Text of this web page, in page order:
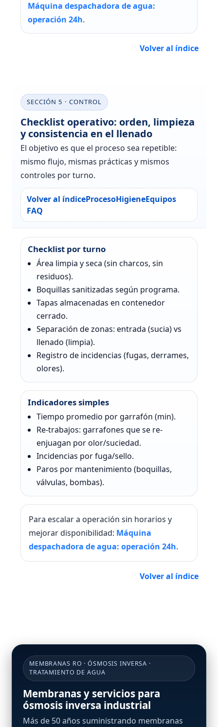
Máquina despachadora de agua:
operación 24h.
Volver al índice
SECCIÓN 5 · CONTROL
Checklist operativo: orden, limpieza
y consistencia en el llenado
El objetivo es que el proceso sea repetible:
mismo flujo, mismas prácticas y mismos
controles por turno.
Volver al índiceProcesoHigieneEquipos
FAQ
Checklist por turno
Área limpia y seca (sin charcos, sin
residuos).
Boquillas sanitizadas según programa.
Tapas almacenadas en contenedor
cerrado.
Separación de zonas: entrada (sucia) vs
llenado (limpia).
Registro de incidencias (fugas, derrames,
olores).
Indicadores simples
Tiempo promedio por garrafón (min).
Re-trabajos: garrafones que se re-
enjuagan por olor/suciedad.
Incidencias por fuga/sello.
Paros por mantenimiento (boquillas,
válvulas, bombas).
Para escalar a operación sin horarios y
mejorar disponibilidad: Máquina
despachadora de agua: operación 24h.
Volver al índice
MEMBRANAS RO · ÓSMOSIS INVERSA ·
TRATAMIENTO DE AGUA
Membranas y servicios para
ósmosis inversa industrial
Más de 50 años suministrando membranas